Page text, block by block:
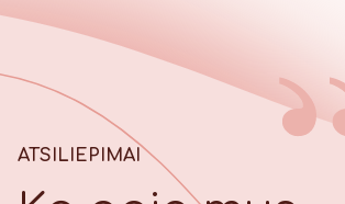
ATSILIEPIMAI